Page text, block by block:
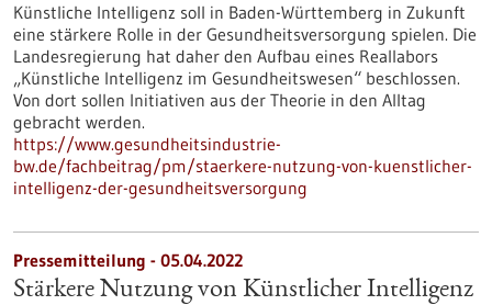
Künstliche Intelligenz soll in Baden-Württemberg in Zukunft
eine stärkere Rolle in der Gesundheitsversorgung spielen. Die
Landesregierung hat daher den Aufbau eines Reallabors
„Künstliche Intelligenz im Gesundheitswesen“ beschlossen.
Von dort sollen Initiativen aus der Theorie in den Alltag
gebracht werden.
https://www.gesundheitsindustrie-
bw.de/fachbeitrag/pm/staerkere-nutzung-von-kuenstlicher-
intelligenz-der-gesundheitsversorgung
Pressemitteilung - 05.04.2022
Stärkere Nutzung von Künstlicher Intelligenz